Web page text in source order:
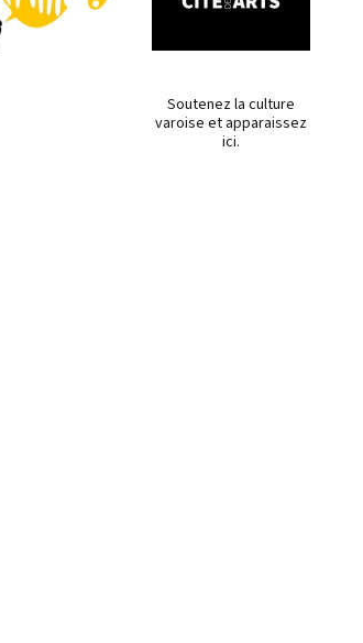
Soutenez la culture
varoise et apparaissez
ici.